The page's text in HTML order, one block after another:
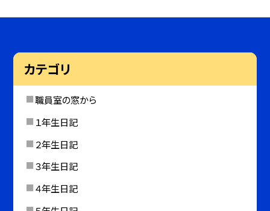
カテゴリ
職員室の窓から
１年生日記
２年生日記
３年生日記
４年生日記